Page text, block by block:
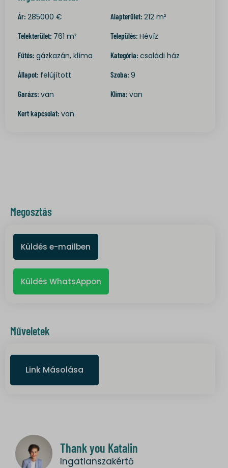
Ár: 285000 € Alapterület: 212 m²
Telekterület: 761 m² Település: Hévíz
Fűtés: gázkazán, klíma Kategória: családi ház
Állapot: felújított Szoba: 9
Garázs: van Klíma: van
Kert kapcsolat: van
Megosztás
Küldés e-mailben
Küldés WhatsAppon
Műveletek
Link Másolása
Thank you Katalin
Ingatlanszakértő
maps.google.com
__mp_opt_in_out_*
wdk_last_search
static.xx.fbcdn.net